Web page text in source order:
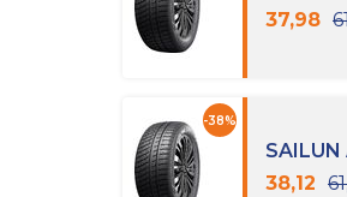
37,98
-38%
SAILUN
38,12